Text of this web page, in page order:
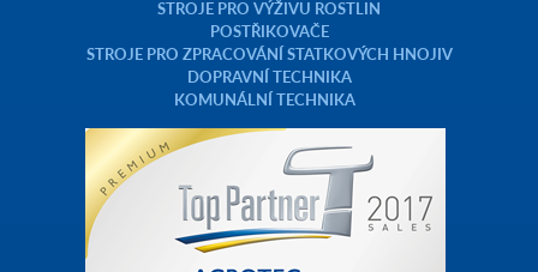
STROJE PRO VÝŽIVU ROSTLIN
POSTŘIKOVAČE
STROJE PRO ZPRACOVÁNÍ STATKOVÝCH HNOJIV
DOPRAVNÍ TECHNIKA
KOMUNÁLNÍ TECHNIKA